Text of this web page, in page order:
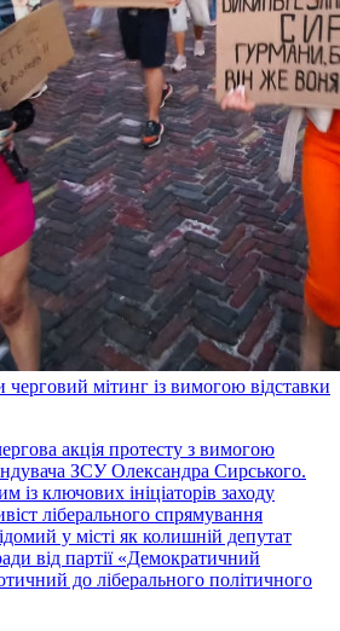
черговий мітинг із вимогою відставки
акція протесту з вимогою
ЗСУ Олександра Сирського.
із ключових ініціаторів заходу
ліберального спрямування
у місті як колишній депутат
від партії «Демократичний
до ліберального політичного